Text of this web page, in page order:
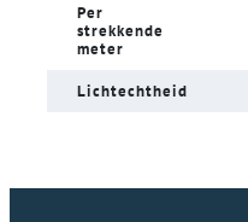
Per
strekkende
meter
Lichtechtheid